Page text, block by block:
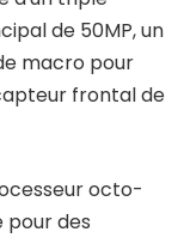
de 50MP, un
macro pour
frontal de
octo-
pour des